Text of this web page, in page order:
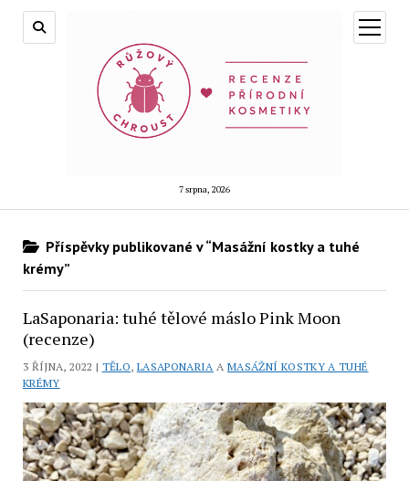
7 srpna, 2026
otevřít
menu
Příspěvky publikované v “Masážní kostky a tuhé
krémy”
LaSaponaria: tuhé tělové máslo Pink Moon
(recenze)
3 ŘÍJNA, 2022 | TĚLO, LASAPONARIA A MASÁŽNÍ KOSTKY A TUHÉ
KRÉMY